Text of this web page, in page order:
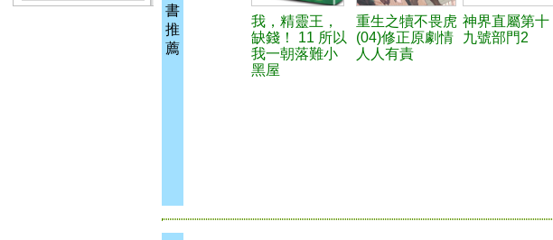
書
推
薦
我，精靈王，
缺錢！ 11 所以
我一朝落難小
黑屋
重生之犢不畏虎
(04)修正原劇情
人人有責
神界直屬第十
九號部門2